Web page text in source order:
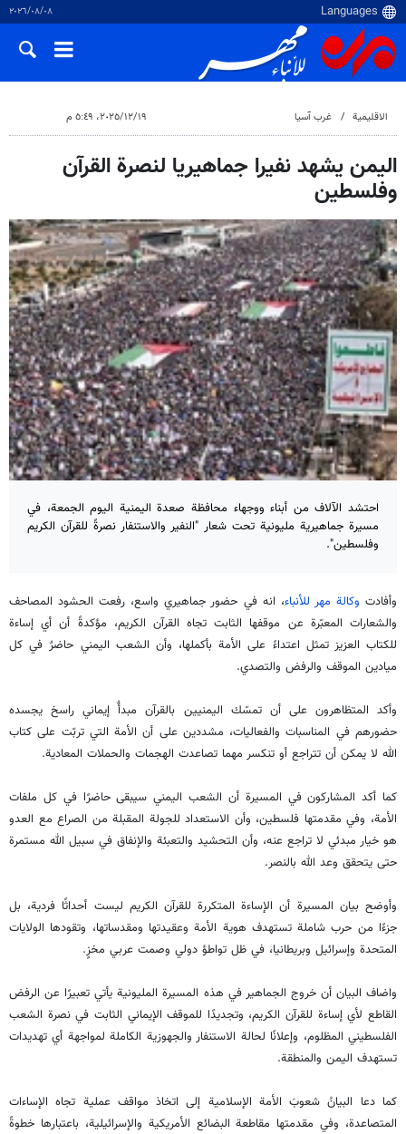
٠٨‏/٠٨‏/٢٠٢٦
الاقلیمیة غرب آسیا ١٩‏/١٢‏/٢٠٢٥، ٥:٤٩ م
اليمن يشهد نفيرا جماهيريا لنصرة القرآن
وفلسطين
احتشد الآلاف من أبناء ووجهاء محافظة صعدة اليمنية اليوم الجمعة، في
مسيرة جماهيرية مليونية تحت شعار "النفير والاستنفار نصرةً للقرآن الكريم
وفلسطين".
وأفادت وكالة مهر للأنباء، انه في حضور جماهيري واسع، رفعت الحشود المصاحف
والشعارات المعبّرة عن موقفها الثابت تجاه القرآن الكريم، مؤكدةً أن أي إساءة
للكتاب العزيز تمثل اعتداءً على الأمة بأكملها، وأن الشعب اليمني حاضرٌ في كل
ميادين الموقف والرفض والتصدي.
وأكد المتظاهرون على أن تمسّك اليمنيين بالقرآن مبدأٌ إيماني راسخ يجسده
حضورهم في المناسبات والفعاليات، مشددين على أن الأمة التي تربّت على كتاب
الله لا يمكن أن تتراجع أو تنكسر مهما تصاعدت الهجمات والحملات المعادية.
كما أكد المشاركون في المسيرة أن الشعب اليمني سيبقى حاضرًا في كل ملفات
الأمة، وفي مقدمتها فلسطين، وأن الاستعداد للجولة المقبلة من الصراع مع العدو
هو خيار مبدئي لا تراجع عنه، وأن التحشيد والتعبئة والإنفاق في سبيل الله مستمرة
حتى يتحقق وعد الله بالنصر.
وأوضح بيان المسيرة أن الإساءة المتكررة للقرآن الكريم ليست أحداثًا فردية، بل
جزءًا من حرب شاملة تستهدف هوية الأمة وعقيدتها ومقدساتها، وتقودها الولايات
المتحدة وإسرائيل وبريطانيا، في ظل تواطؤ دولي وصمت عربي مخزٍ.
واضاف البيان أن خروج الجماهير في هذه المسيرة المليونية يأتي تعبيرًا عن الرفض
القاطع لأي إساءة للقرآن الكريم، وتجديدًا للموقف الإيماني الثابت في نصرة الشعب
الفلسطيني المظلوم، وإعلانًا لحالة الاستنفار والجهوزية الكاملة لمواجهة أي تهديدات
تستهدف اليمن والمنطقة.
كما دعا البيانُ شعوبَ الأمة الإسلامية إلى اتخاذ مواقف عملية تجاه الإساءات
المتصاعدة، وفي مقدمتها مقاطعة البضائع الأمريكية والإسرائيلية، باعتبارها خطوةً